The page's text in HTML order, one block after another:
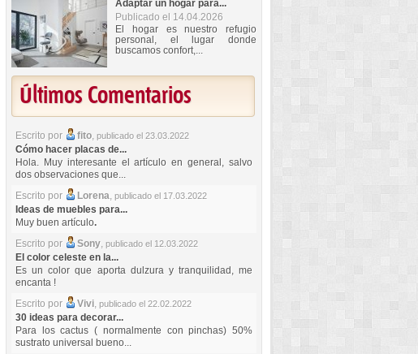
Adaptar un hogar para...
Publicado el 14.04.2026
El hogar es nuestro refugio
personal, el lugar donde
buscamos confort,...
Últimos Comentarios
Escrito por fito, publicado el 23.03.2022
Cómo hacer placas de...
Hola. Muy interesante el artículo en general, salvo
dos observaciones que...
Escrito por
Lorena, publicado el 17.03.2022
Ideas de muebles para...
Muy buen artículo.
Escrito por
Sony, publicado el 12.03.2022
El color celeste en la...
Es un color que aporta dulzura y tranquilidad, me
encanta !
Escrito por
Vivi, publicado el 22.02.2022
30 ideas para decorar...
Para los cactus ( normalmente con pinchas) 50%
sustrato universal bueno...